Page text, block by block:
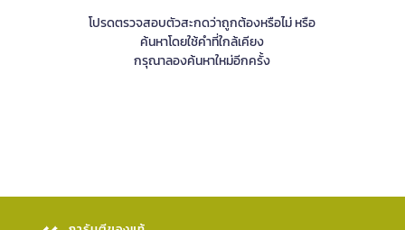
โปรดตรวจสอบตัวสะกดว่าถูกต้องหรือไม่ หรือ
ค้นหาโดยใช้คำที่ใกล้เคียง
กรุณาลองค้นหาใหม่อีกครั้ง